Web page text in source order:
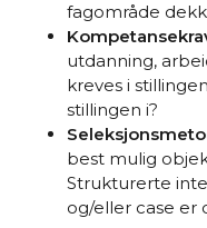
fagområde
utdanning,
kreves i
stillingen i?
best mulig
Strukturerte
og/eller case er